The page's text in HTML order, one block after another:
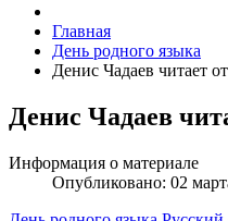
Главная
День родного языка
Денис Чадаев читает
Денис Чадаев
Информация о материале
Опубликовано: 02